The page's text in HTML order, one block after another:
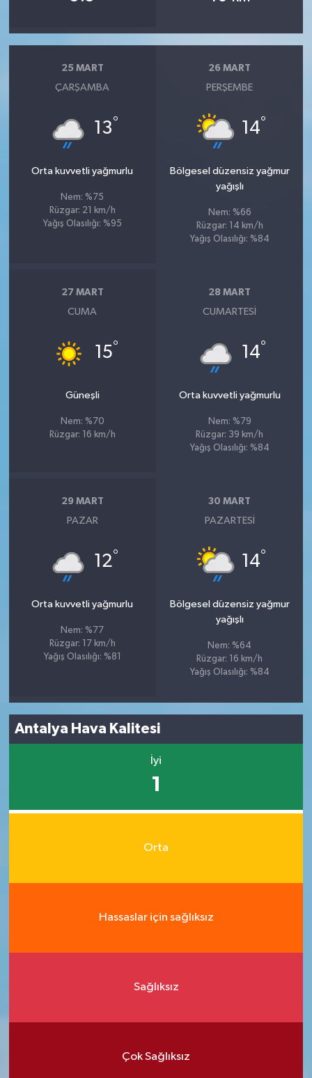
25 MART
ÇARŞAMBA
13°
Orta kuvvetli yağmurlu
Nem: %75
Rüzgar: 21 km/h
Yağış Olasılığı: %95
26 MART
PERŞEMBE
14°
Bölgesel düzensiz yağmur
yağışlı
Nem: %66
Rüzgar: 14 km/h
Yağış Olasılığı: %84
27 MART
CUMA
15°
Güneşli
Nem: %70
Rüzgar: 16 km/h
28 MART
CUMARTESI
14°
Orta kuvvetli yağmurlu
Nem: %79
Rüzgar: 39 km/h
Yağış Olasılığı: %84
29 MART
PAZAR
12°
Orta kuvvetli yağmurlu
Nem: %77
Rüzgar: 17 km/h
Yağış Olasılığı: %81
30 MART
PAZARTESI
14°
Bölgesel düzensiz yağmur
yağışlı
Nem: %64
Rüzgar: 16 km/h
Yağış Olasılığı: %84
Antalya Hava Kalitesi
İyi
1
Orta
Hassaslar için sağlıksız
Sağlıksız
Çok Sağlıksız